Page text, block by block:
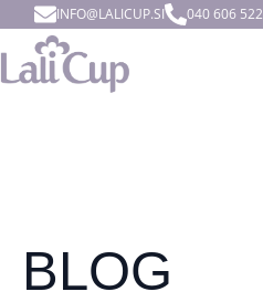
INFO@LALICUP.SI 040 606 522
BLOG